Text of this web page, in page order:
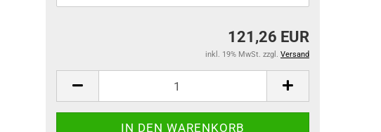
121,26 EUR
inkl. 19% MwSt. zzgl. Versand